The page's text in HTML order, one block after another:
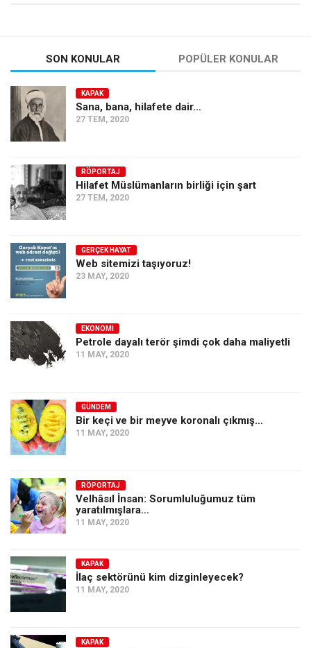
SON KONULAR POPÜLER KONULAR
KAPAK
Sana, bana, hilafete dair…
27 TEM, 2020
RÖPORTAJ
Hilafet Müslümanların birliği için şart
27 TEM, 2020
GERÇEK HAYAT
Web sitemizi taşıyoruz!
23 MAY, 2020
EKONOMI
Petrole dayalı terör şimdi çok daha maliyetli
11 MAY, 2020
GÜNDEM
Bir keçi ve bir meyve koronalı çıkmış…
11 MAY, 2020
RÖPORTAJ
Velhâsıl İnsan: Sorumluluğumuz tüm
yaratılmışlara…
11 MAY, 2020
KAPAK
İlaç sektörünü kim dizginleyecek?
11 MAY, 2020
KAPAK